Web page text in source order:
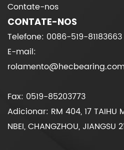
Contate-nos
CONTATE-NOS
Telefone: 0086-519-81183663
E-mail:
Fax: 0519-85203773
Adicionar: RM 404, 17 TAIHU
NBEI, CHANGZHOU, JIANGSU